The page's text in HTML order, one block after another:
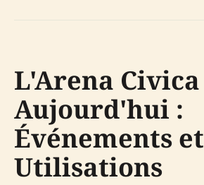
L'Arena Civica
Aujourd'hui :
Événements et
Utilisations